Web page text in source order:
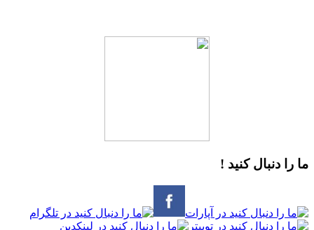
ما را دنبال کنید !